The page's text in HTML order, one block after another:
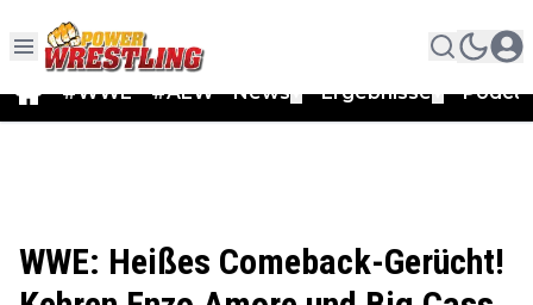
#WWE #AEW News Ergebnisse
WWE: Heißes Comeback-Gerücht!